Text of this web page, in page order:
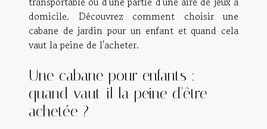
domicile. Découvrez comment choisir une
cabane de jardin pour un enfant et quand cela
vaut la peine de l'acheter.
Une cabane pour enfants :
quand vaut-il la peine d'être
achetée ?